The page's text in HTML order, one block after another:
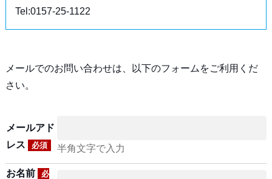
Tel:0157-25-1122
メールでのお問い合わせは、以下のフォームをご利用くだ
さい。
メールアド
レス
必須 半角文字で入力
お名前
必